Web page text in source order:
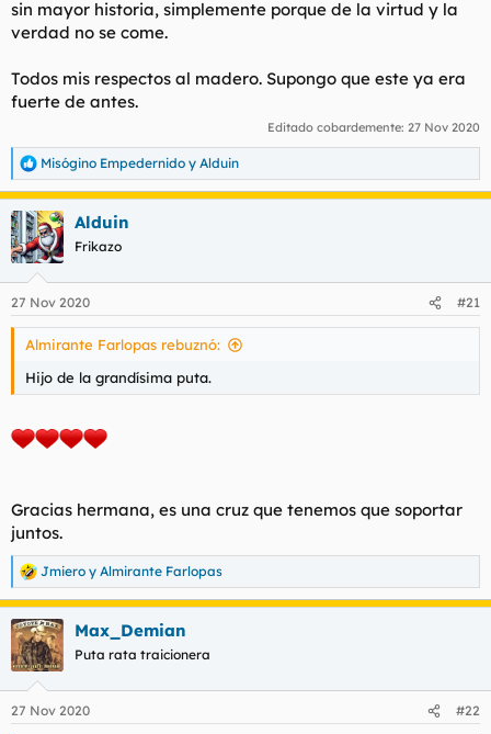
sin mayor historia, simplemente porque de la virtud y la
verdad no se come.
Todos mis respectos al madero. Supongo que este ya era
fuerte de antes.
Editado cobardemente: 27 Nov 2020
R
e
a
c
c
i
e
s
Misógino Empedernido y Alduin
Alduin
Frikazo
27 Nov 2020 #21
Almirante Farlopas rebuznó:
Hijo de la grandísima puta.
Gracias hermana, es una cruz que tenemos que soportar
juntos.
R
e
a
c
c
i
e
Jmiero y Almirante Farlopas
Max_Demian
Puta rata traicionera
27 Nov 2020 #22